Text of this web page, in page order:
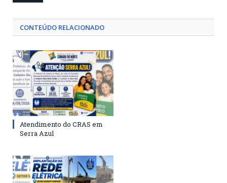
CONTEÚDO RELACIONADO
Atendimento do CRAS em
Serra Azul